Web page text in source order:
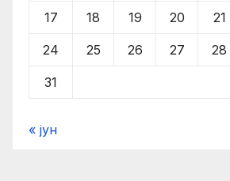
17 18 19 20 21
24 25 26 27 28
31
« јун